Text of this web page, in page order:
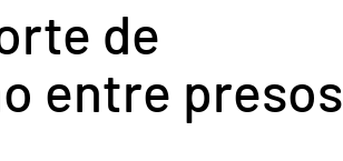
Tecnologia
de
entre presos